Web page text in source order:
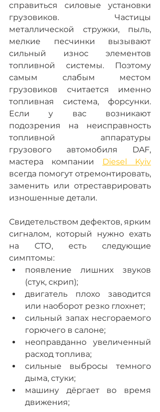
справиться силовые установки
грузовиков. Частицы
металлической стружки, пыль,
мелкие песчинки вызывают
сильный износ элементов
топливной системы. Поэтому
самым слабым местом
грузовиков считается именно
топливная система, форсунки.
Если у вас возникают
подозрения на неисправность
топливной аппаратуры
грузового автомобиля DAF,
мастера компании Diesel Kyiv
всегда помогут отремонтировать,
заменить или отреставрировать
изношенные детали.
Свидетельством дефектов, ярким
сигналом, который нужно ехать
на СТО, есть следующие
симптомы:
появление лишних звуков
(стук, скрип);
двигатель плохо заводится
или наоборот резко глохнет;
сильный запах несгораемого
горючего в салоне;
неоправданно увеличенный
расход топлива;
сильные выбросы темного
дыма, стуки;
машину дёргает во время
движения;